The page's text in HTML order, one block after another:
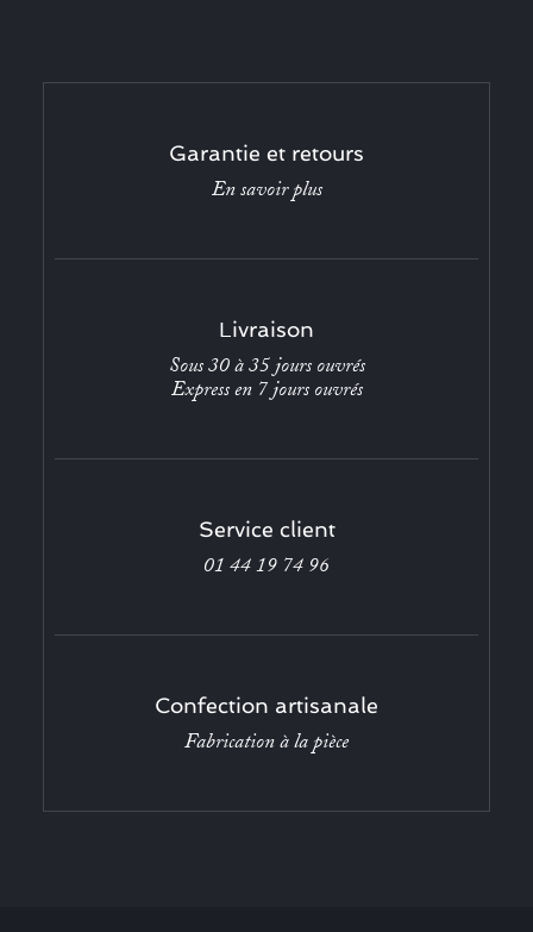
Garantie et retours
En savoir plus
Livraison
Sous 30 à 35 jours ouvrés
Express en 7 jours ouvrés
Service client
01 44 19 74 96
Confection artisanale
Fabrication à la pièce